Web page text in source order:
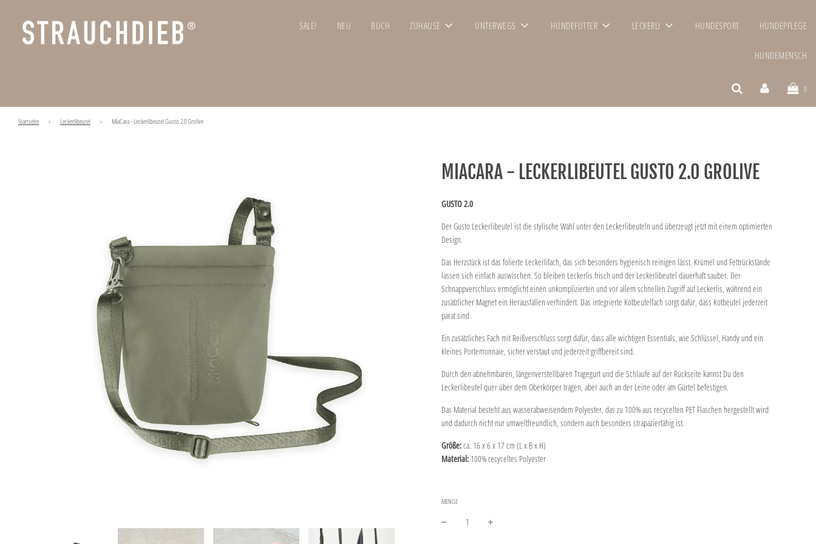
SALE! NEU BUCH ZUHAUSE UNTERWEGS HUNDEFUTTER LECKERLI HUNDESPORT HUNDEPFLEGE
HUNDEMENSCH
0
Startseite › Leckerlibeutel › MiaCara - Leckerlibeutel Gusto 2.0 Grolive
MIACARA - LECKERLIBEUTEL GUSTO 2.0 GROLIVE
GUSTO 2.0
Der Gusto Leckerlibeutel ist die stylische Wahl unter den Leckerlibeuteln und überzeugt jetzt mit einem optimierten
Design.
Das Herzstück ist das folierte Leckerlifach, das sich besonders hygienisch reinigen lässt. Krümel und Fettrückstände
lassen sich einfach auswischen. So bleiben Leckerlis frisch und der Leckerlibeutel dauerhaft sauber. Der
Schnappverschluss ermöglicht einen unkomplizierten und vor allem schnellen Zugriff auf Leckerlis, während ein
zusätzlicher Magnet ein Herausfallen verhindert. Das integrierte Kotbeutelfach sorgt dafür, dass Kotbeutel jederzeit
parat sind.
Ein zusätzliches Fach mit Reißverschluss sorgt dafür, dass alle wichtigen Essentials, wie Schlüssel, Handy und ein
kleines Portemonnaie, sicher verstaut und jederzeit griffbereit sind.
Durch den abnehmbaren, längenverstellbaren Tragegurt und die Schlaufe auf der Rückseite kannst Du den
Leckerlibeutel quer über dem Oberkörper tragen, aber auch an der Leine oder am Gürtel befestigen.
Das Material besteht aus wasserabweisendem Polyester, das zu 100% aus recycelten PET Flaschen hergestellt wird
und dadurch nicht nur umweltfreundlich, sondern auch besonders strapazierfähig ist.
Größe:ca. 16 x 6 x 17 cm (L x B x H)
Material: 100% recyceltes Polyester
MENGE